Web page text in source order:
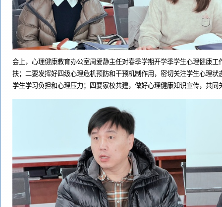
会上，心理健康教育办公室周爱静主任对春季学期开学季学生心理健康
扶；二要发挥好四级心理危机预防和干预机制作用，密切关注学生心理
学生学习负担和心理压力；四要家校共建，做好心理健康知识宣传，共同